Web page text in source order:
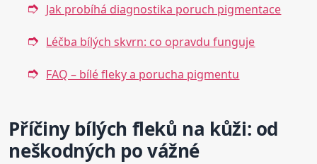
Jak probíhá diagnostika poruch pigmentace
Léčba bílých skvrn: co opravdu funguje
FAQ – bílé fleky a porucha pigmentu
Příčiny bílých fleků na kůži: od
neškodných po vážné